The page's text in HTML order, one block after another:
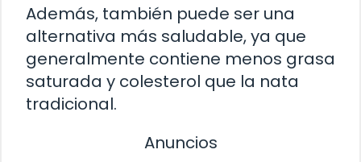
Además, también puede ser una
alternativa más saludable, ya que
generalmente contiene menos grasa
saturada y colesterol que la nata
tradicional.
Anuncios